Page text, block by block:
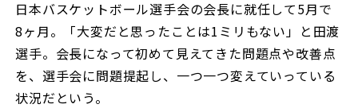
日本バスケットボール選手会の会長に就任して5月で
8ヶ月。「大変だと思ったことは1ミリもない」と田渡
選手。会長になって初めて見えてきた問題点や改善点
を、選手会に問題提起し、一つ一つ変えていっている
状況だという。